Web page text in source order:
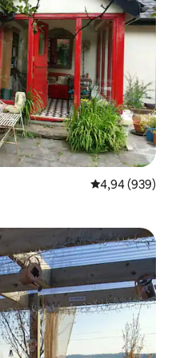
Scor mediu de
4,94 (939)
oaspeților